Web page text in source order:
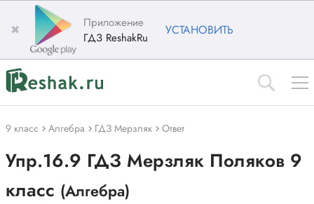
✖
Приложение
ГДЗ ReshakRu
УСТАНОВИТЬ
9 класс Алгебра ГДЗ Мерзляк Ответ
Упр.16.9 ГДЗ Мерзляк Поляков 9
класс (Алгебра)